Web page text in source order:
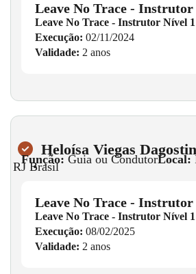
Leave No Trace - Instrutor
Leave No Trace - Instrutor Nível
Execução: 02/11/2024
Validade: 2 anos
Heloísa Viegas
Função: Guia ou CondutorLocal:
RJ •
Brasil
Leave No Trace - Instrutor
Leave No Trace - Instrutor Nível
Execução: 08/02/2025
Validade: 2 anos